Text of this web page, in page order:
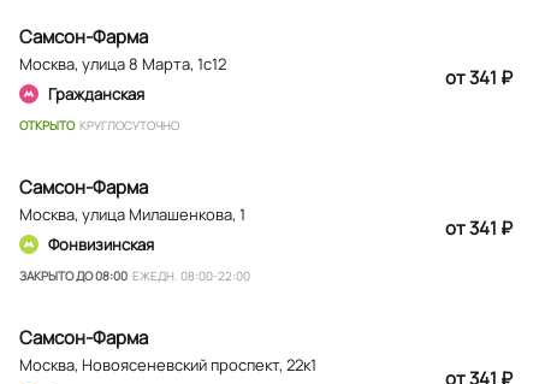
Самсон-Фарма
Москва, улица 8 Марта, 1с12
Гражданская
ОТКРЫТО КРУГЛОСУТОЧНО
от 341 ₽
Самсон-Фарма
Москва, улица Милашенкова, 1
Фонвизинская
ЗАКРЫТО ДО 08:00 ЕЖЕДН. 08:00-22:00
от 341 ₽
Самсон-Фарма
Москва, Новоясеневский проспект, 22к1
от 341 ₽